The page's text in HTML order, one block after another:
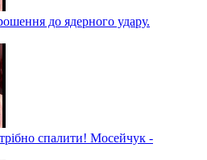
до ядерного удару.
спалити! Мосейчук -